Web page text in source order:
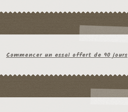
Commencer un essai offert de 90 jours